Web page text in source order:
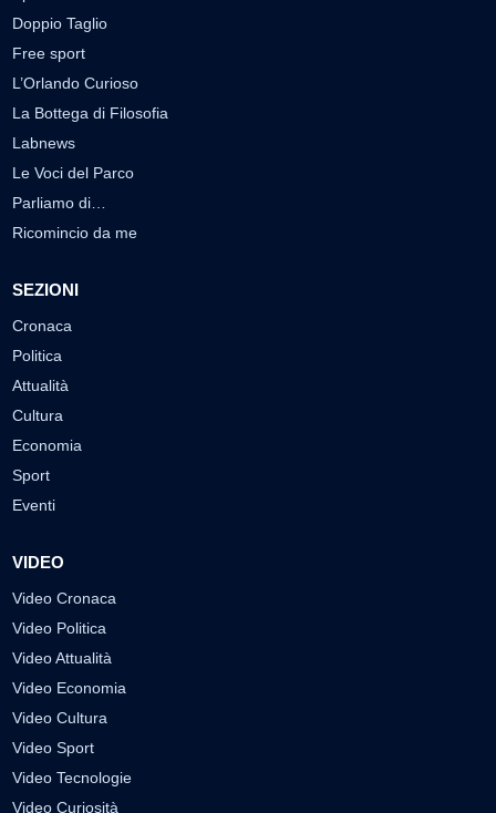
Doppio Taglio
Free sport
L’Orlando Curioso
La Bottega di Filosofia
Labnews
Le Voci del Parco
Parliamo di…
Ricomincio da me
SEZIONI
Cronaca
Politica
Attualità
Cultura
Economia
Sport
Eventi
VIDEO
Video Cronaca
Video Politica
Video Attualità
Video Economia
Video Cultura
Video Sport
Video Tecnologie
Video Curiosità